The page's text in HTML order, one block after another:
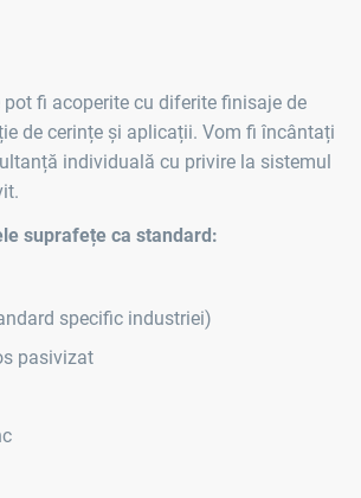
pot fi acoperite cu diferite finisaje de
de cerințe și aplicații. Vom fi încântați
individuală cu privire la sistemul
suprafețe ca standard:
specific industriei)
pasivizat